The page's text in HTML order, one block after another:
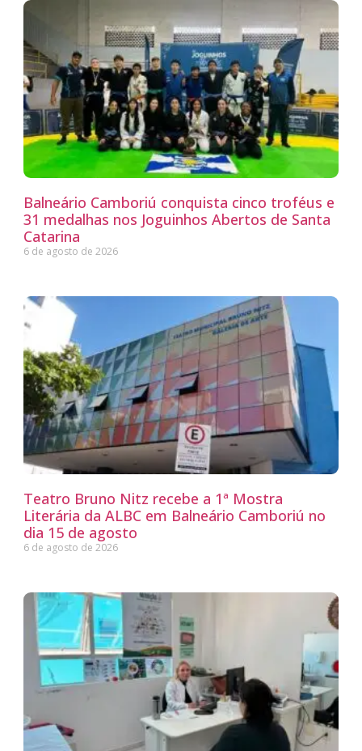
Balneário Camboriú conquista cinco troféus e
31 medalhas nos Joguinhos Abertos de Santa
Catarina
6 de agosto de 2026
Teatro Bruno Nitz recebe a 1ª Mostra
Literária da ALBC em Balneário Camboriú no
dia 15 de agosto
6 de agosto de 2026